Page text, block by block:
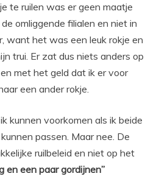
te ruilen was er geen maatje
omliggende filialen en niet in
want het was een leuk rokje en
trui. Er zat dus niets anders op
met het geld dat ik er voor
een ander rokje.
kunnen voorkomen als ik beide
passen. Maar nee. De
ruilbeleid en niet op het
en een paar gordijnen”